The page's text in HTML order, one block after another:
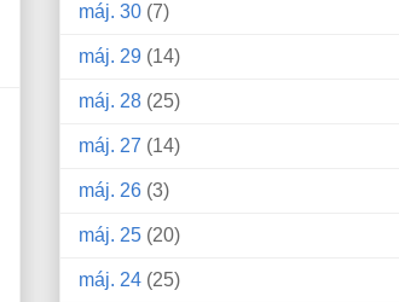
máj. 30 (7)
máj. 29 (14)
máj. 28 (25)
máj. 27 (14)
máj. 26 (3)
máj. 25 (20)
máj. 24 (25)